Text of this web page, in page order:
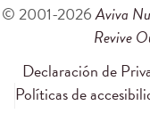
© 2001-2026Aviva
Revive
Declaración de
Políticas de